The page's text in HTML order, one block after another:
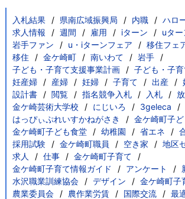
入札結果 県南広域振興局 内職
ハロ
求人情報
週間 雇用 iターン
uター
岩手ファン
u・iターンフェア 移住フェ
移住
金ケ崎町 南いわて
岩手
子ども・子育て支援事業計画
子ども・子
妊産婦
産婦 妊婦 子育て 出産
設計書
閲覧 指名競争入札 入札
金ケ崎芸術大学校
にじいろ 3geleca
はっぴぃぷれいすかねがさき
金ケ崎町子
金ケ崎町子ども食堂
幼稚園 省エネ
採用試験
金ケ崎町職員 空き家
地区
求人
仕事
金ケ崎町子育て
金ケ崎町子育て情報ガイド
アンケート
水沢職業訓練協会
デザイン
金ケ崎町子
農業委員会
農作業労賃 国際交流
最